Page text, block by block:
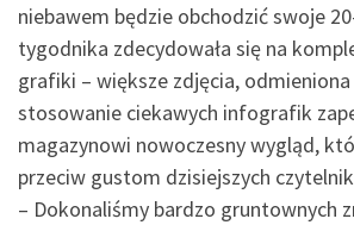
niebawem będzie obchodzić swoje
tygodnika zdecydowała się na
grafiki – większe zdjęcia,
stosowanie ciekawych infografik
magazynowi nowoczesny wygląd,
przeciw gustom dzisiejszych
– Dokonaliśmy bardzo gruntownych